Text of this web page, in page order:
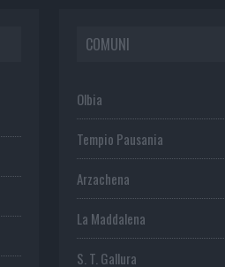
COMUNI
Olbia
Tempio Pausania
Arzachena
La Maddalena
S. T. Gallura